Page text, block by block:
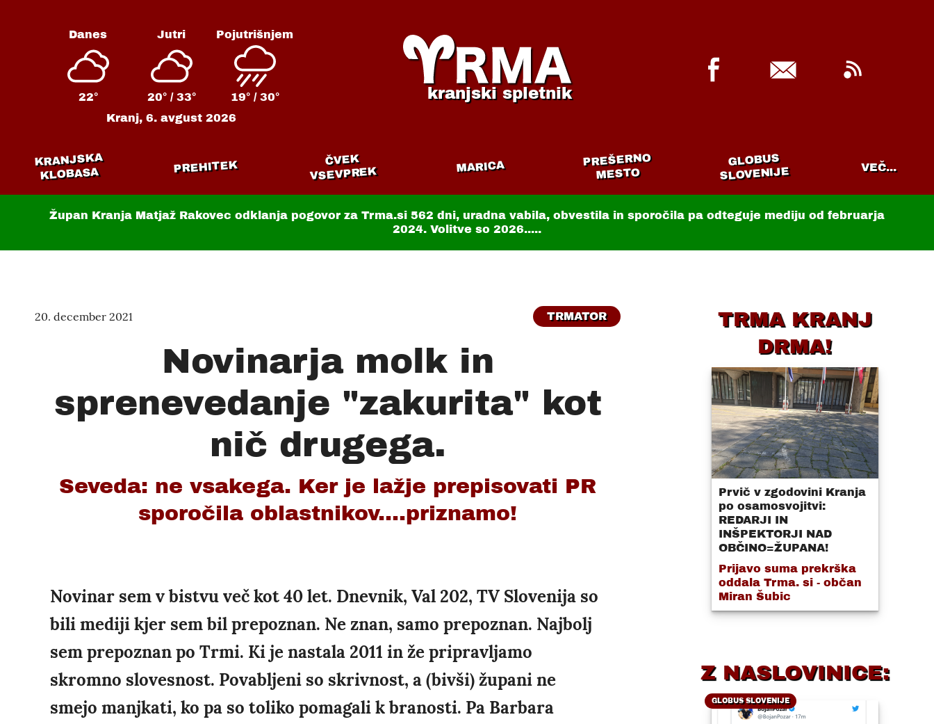
Danes
22°
Jutri
20° / 33°
Pojutrišnjem
19° / 30°
Kranj,6. avgust 2026
kranjski spletnik
KRANJSKA
KLOBASA PREHITEK ČVEK
VSEVPREK MARICA PREŠERNO
MESTO
GLOBUS
SLOVENIJE VEČ...
Župan Kranja Matjaž Rakovec odklanja pogovor za Trma.si 562 dni, uradna vabila, obvestila in sporočila pa odteguje mediju od februarja
2024. Volitve so 2026.....
20. december 2021 TRMATOR
Novinarja molk in
sprenevedanje "zakurita" kot
nič drugega.
Seveda: ne vsakega. Ker je lažje prepisovati PR
sporočila oblastnikov....priznamo!
Novinar sem v bistvu več kot 40 let. Dnevnik, Val 202, TV Slovenija so
bili mediji kjer sem bil prepoznan. Ne znan, samo prepoznan. Najbolj
sem prepoznan po Trmi. Ki je nastala 2011 in že pripravljamo
skromno slovesnost. Povabljeni so skrivnost, a (bivši) župani ne
smejo manjkati, ko pa so toliko pomagali k branosti. Pa Barbara
TRMA KRANJ
DRMA!
Prvič v zgodovini Kranja
po osamosvojitvi:
REDARJI IN
INŠPEKTORJI NAD
OBČINO=ŽUPANA!
Prijavo suma prekrška
oddala Trma. si - občan
Miran Šubic
Z NASLOVINICE:
GLOBUS SLOVENIJE